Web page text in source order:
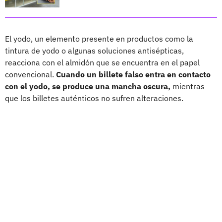
El yodo, un elemento presente en productos como la
tintura de yodo o algunas soluciones antisépticas,
reacciona con el almidón que se encuentra en el papel
convencional. Cuando un billete falso entra en contacto
con el yodo, se produce una mancha oscura, mientras
que los billetes auténticos no sufren alteraciones.